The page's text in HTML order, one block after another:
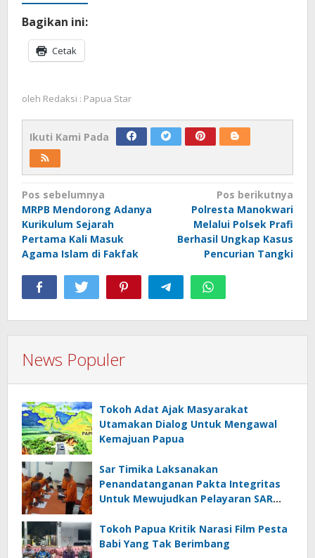
Bagikan ini:
Cetak
oleh Redaksi : Papua Star
Ikuti Kami Pada
Navigasi
pos
Pos sebelumnya
MRPB Mendorong Adanya
Kurikulum Sejarah
Pertama Kali Masuk
Agama Islam di Fakfak
Pos berikutnya
Polresta Manokwari
Melalui Polsek Prafi
Berhasil Ungkap Kasus
Pencurian Tangki
News Populer
Tokoh Adat Ajak Masyarakat
Utamakan Dialog Untuk Mengawal
Kemajuan Papua
Sar Timika Laksanakan
Penandatanganan Pakta Integritas
Untuk Mewujudkan Pelayaran SAR
Tokoh Papua Kritik Narasi Film Pesta
Babi Yang Tak Berimbang